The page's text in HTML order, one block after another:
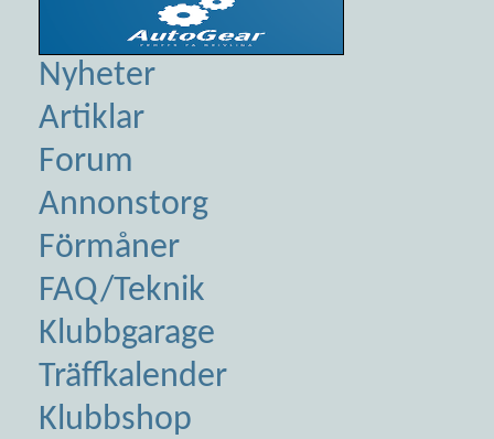
Nyheter
Artiklar
Forum
Annonstorg
Förmåner
FAQ/Teknik
Klubbgarage
Träffkalender
Klubbshop